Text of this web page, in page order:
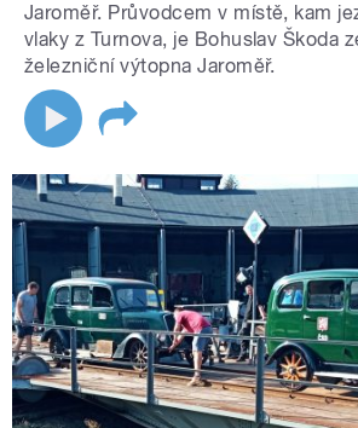
Jaroměř. Průvodcem v místě, kam
vlaky z Turnova, je Bohuslav Škoda
železniční výtopna Jaroměř.